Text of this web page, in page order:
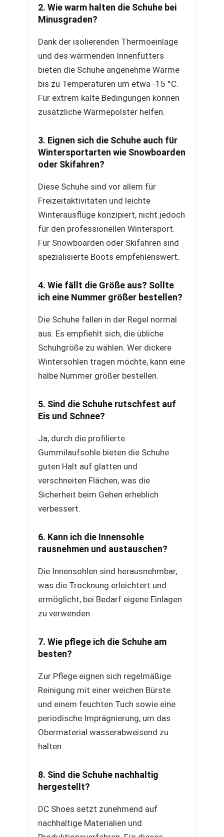
2. Wie warm halten die Schuhe bei
Minusgraden?
Dank der isolierenden Thermoeinlage
und des wärmenden Innenfutters
bieten die Schuhe angenehme Wärme
bis zu Temperaturen um etwa -15 °C.
Für extrem kalte Bedingungen können
zusätzliche Wärmepolster helfen.
3. Eignen sich die Schuhe auch für
Wintersportarten wie Snowboarden
oder Skifahren?
Diese Schuhe sind vor allem für
Freizeitaktivitäten und leichte
Winterausflüge konzipiert, nicht jedoch
für den professionellen Wintersport.
Für Snowboarden oder Skifahren sind
spezialisierte Boots empfehlenswert.
4. Wie fällt die Größe aus? Sollte
ich eine Nummer größer bestellen?
Die Schuhe fallen in der Regel normal
aus. Es empfiehlt sich, die übliche
Schuhgröße zu wählen. Wer dickere
Wintersohlen tragen möchte, kann eine
halbe Nummer größer bestellen.
5. Sind die Schuhe rutschfest auf
Eis und Schnee?
Ja, durch die profilierte
Gummilaufsohle bieten die Schuhe
guten Halt auf glatten und
verschneiten Flächen, was die
Sicherheit beim Gehen erheblich
verbessert.
6. Kann ich die Innensohle
rausnehmen und austauschen?
Die Innensohlen sind herausnehmbar,
was die Trocknung erleichtert und
ermöglicht, bei Bedarf eigene Einlagen
zu verwenden.
7. Wie pflege ich die Schuhe am
besten?
Zur Pflege eignen sich regelmäßige
Reinigung mit einer weichen Bürste
und einem feuchten Tuch sowie eine
periodische Imprägnierung, um das
Obermaterial wasserabweisend zu
halten.
8. Sind die Schuhe nachhaltig
hergestellt?
DC Shoes setzt zunehmend auf
nachhaltige Materialien und